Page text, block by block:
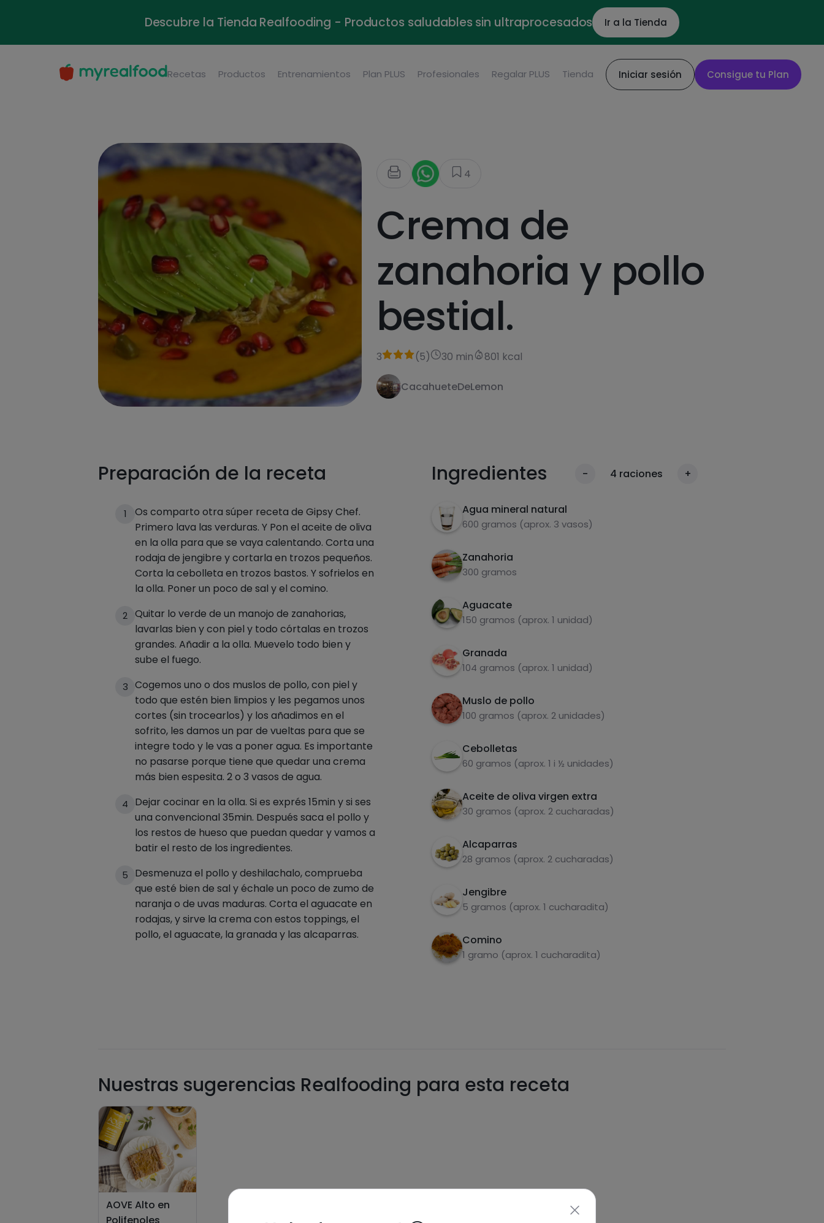
Descubre la Tienda Realfooding - Productos saludables sin ultraprocesados Ir a la Tienda
Recetas Productos Entrenamientos Plan PLUS Profesionales Regalar PLUS Tienda Iniciar sesión Consigue tu Plan
4
Crema de
zanahoria y pollo
bestial.
3 (5) 30 min 801 kcal
CacahueteDeLemon
Preparación de la receta
1
Os comparto otra súper receta de Gipsy Chef.
Primero lava las verduras. Y Pon el aceite de oliva
en la olla para que se vaya calentando. Corta una
rodaja de jengibre y cortarla en trozos pequeños.
Corta la cebolleta en trozos bastos. Y sofrielos en
la olla. Poner un poco de sal y el comino.
2 Quitar lo verde de un manojo de zanahorias,
lavarlas bien y con piel y todo córtalas en trozos
grandes. Añadir a la olla. Muevelo todo bien y
sube el fuego.
3 Cogemos uno o dos muslos de pollo, con piel y
todo que estén bien limpios y les pegamos unos
cortes (sin trocearlos) y los añadimos en el
sofrito, les damos un par de vueltas para que se
integre todo y le vas a poner agua. Es importante
no pasarse porque tiene que quedar una crema
más bien espesita. 2 o 3 vasos de agua.
4
Dejar cocinar en la olla. Si es exprés 15min y si ses
una convencional 35min. Después saca el pollo y
los restos de hueso que puedan quedar y vamos a
batir el resto de los ingredientes.
5
Desmenuza el pollo y deshilachalo, comprueba
que esté bien de sal y échale un poco de zumo de
naranja o de uvas maduras. Corta el aguacate en
rodajas, y sirve la crema con estos toppings, el
pollo, el aguacate, la granada y las alcaparras.
Ingredientes - 4 raciones +
Agua mineral natural
600 gramos (aprox. 3 vasos)
Zanahoria
300 gramos
Aguacate
150 gramos (aprox. 1 unidad)
Granada
104 gramos (aprox. 1 unidad)
Muslo de pollo
100 gramos (aprox. 2 unidades)
Cebolletas
60 gramos (aprox. 1 i ½ unidades)
Aceite de oliva virgen extra
30 gramos (aprox. 2 cucharadas)
Alcaparras
28 gramos (aprox. 2 cucharadas)
Jengibre
5 gramos (aprox. 1 cucharadita)
Comino
1 gramo (aprox. 1 cucharadita)
Nuestras sugerencias Realfooding para esta receta
AOVE Alto en